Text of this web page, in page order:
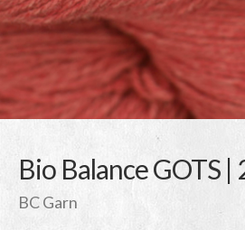
Bio Balance GOTS |
BC Garn